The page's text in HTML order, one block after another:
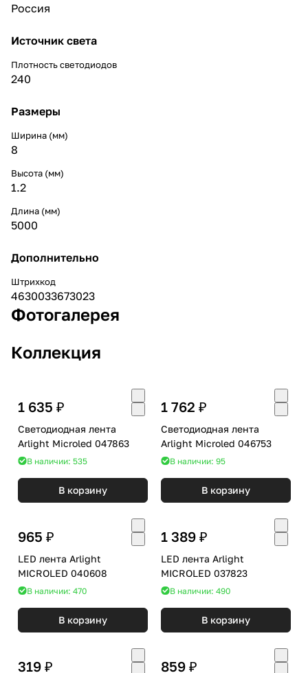
Россия
Источник света
Плотность светодиодов
240
Размеры
Ширина (мм)
8
Высота (мм)
1.2
Длина (мм)
5000
Дополнительно
Штрихкод
4630033673023
Фотогалерея
Коллекция
1 635 ₽
Светодиодная лента
Arlight Microled 047863
В наличии: 535
В корзину
1 762 ₽
Светодиодная лента
Arlight Microled 046753
В наличии: 95
В корзину
965 ₽
LED лента Arlight
MICROLED 040608
В наличии: 470
В корзину
1 389 ₽
LED лента Arlight
MICROLED 037823
В наличии: 490
В корзину
319 ₽ 859 ₽